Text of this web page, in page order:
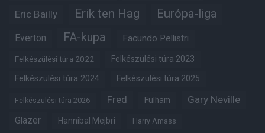
Eric Bailly Erik ten Hag Európa-liga
Everton FA-kupa Facundo Pellistri
Felkészülési túra 2022 Felkészülési túra 2023
Felkészülési túra 2024 Felkészülési túra 2025
Felkészülési túra 2026 Fred Fulham Gary Neville
Glazer Hannibal Mejbri Harry Amass